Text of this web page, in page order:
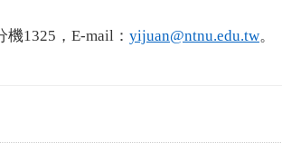
1325，E-mail： yijuan@ntnu.edu.tw。